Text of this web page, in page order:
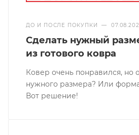
ДО И ПОСЛЕ ПОКУПКИ —
Сделать нужный
из готового ковра
Ковер очень понравился, но
нужного размера? Или
Вот решение!